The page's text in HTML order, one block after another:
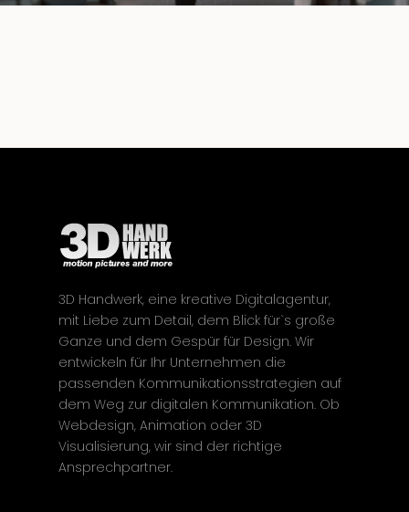
3D Handwerk, eine kreative Digitalagentur,
mit Liebe zum Detail, dem Blick für`s große
Ganze und dem Gespür für Design. Wir
entwickeln für Ihr Unternehmen die
passenden Kommunikationsstrategien auf
dem Weg zur digitalen Kommunikation. Ob
Webdesign, Animation oder 3D
Visualisierung, wir sind der richtige
Ansprechpartner.